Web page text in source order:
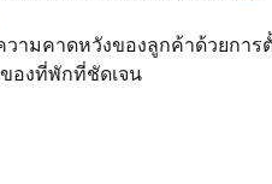
วามคาดหวังของลูกค้าด้วยการ
องที่พักที่ชัดเจน